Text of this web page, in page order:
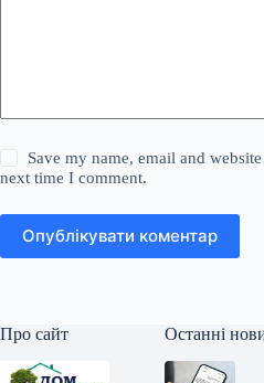
Save my name, email and
next time I comment.
Опублікувати коментар
Про сайт Останні